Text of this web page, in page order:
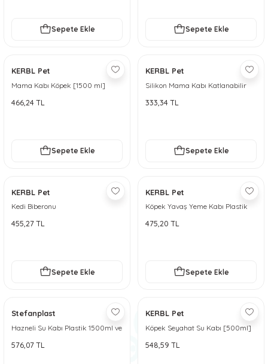
Sepete Ekle Sepete Ekle
KERBL Pet
Mama Kabı Köpek [1500 ml]
466,24 TL
Sepete Ekle
KERBL Pet
Silikon Mama Kabı Katlanabilir
333,34 TL
Sepete Ekle
KERBL Pet
Kedi Biberonu
455,27 TL
Sepete Ekle
KERBL Pet
Köpek Yavaş Yeme Kabı Plastik
475,20 TL
Sepete Ekle
Stefanplast
Hazneli Su Kabı Plastik 1500ml ve
576,07 TL
KERBL Pet
Köpek Seyahat Su Kabı [500ml]
548,59 TL